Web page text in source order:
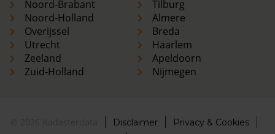
Noord-Brabant
Noord-Holland
Overijssel
Utrecht
Zeeland
Zuid-Holland
Tilburg
Almere
Breda
Haarlem
Apeldoorn
Nijmegen
Disclaimer
Privacy & Cookies